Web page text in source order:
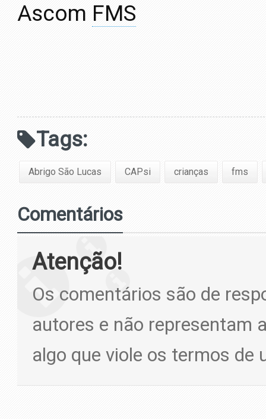
Ascom FMS
Tags:
Abrigo São Lucas CAPsi crianças fms
Comentários
Atenção!
Os comentários são de
autores e não representam
algo que viole os termos de